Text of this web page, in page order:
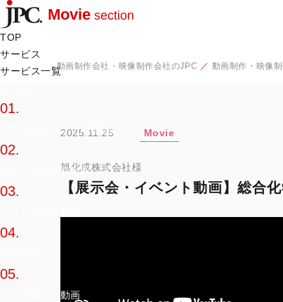
Movie section
TOP
サービス
サービス一覧
01.
プロモーション・PR動画
02.
企業・会社紹介動画
03.
04.
05.
インタビュー動画
動画制作会社・映像制作会社のJPC 動画制作・映像
2025.11.25 Movie
旭化成株式会社様
【展示会・イベント動画】総合